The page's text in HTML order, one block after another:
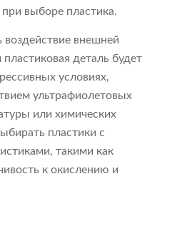
выборе пластика.
внешней
деталь будет
условиях,
ультрафиолетовых
или химических
пластики с
такими как
к окислению и